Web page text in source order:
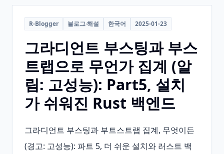
R-Blogger 블로그·해설 한국어 2025-01-23
그라디언트 부스팅과 부스
트랩으로 무언가 집계 (알
림: 고성능): Part5, 설치
가 쉬워진 Rust 백엔드
그라디언트 부스팅과 부트스트랩 집계, 무엇이든
(경고: 고성능): 파트 5, 더 쉬운 설치와 러스트 백